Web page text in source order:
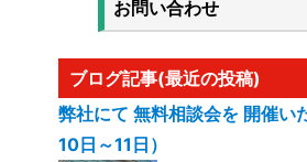
お問い合わせ
ブログ記事(最近の投稿)
弊社にて 無料相談会を 開催い
10日～11日）